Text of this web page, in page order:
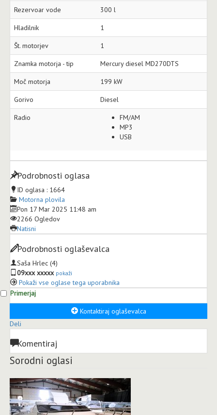
Rezervoar vode 300 l
Hladilnik 1
Št. motorjev 1
Znamka motorja - tip Mercury diesel MD270DTS
Moč motorja 199 kW
Gorivo Diesel
Radio
FM/AM
MP3
USB
Podrobnosti oglasa
ID oglasa : 1664
Motorna plovila
Pon 17 Mar 2025 11:48 am
2266 Ogledov
Natisni
Podrobnosti oglaševalca
Saša Hrlec (4)
09xxx xxxxx pokaži
Pokaži vse oglase tega uporabnika
Primerjaj
Kontaktiraj oglaševalca
Deli
Komentiraj
Sorodni oglasi